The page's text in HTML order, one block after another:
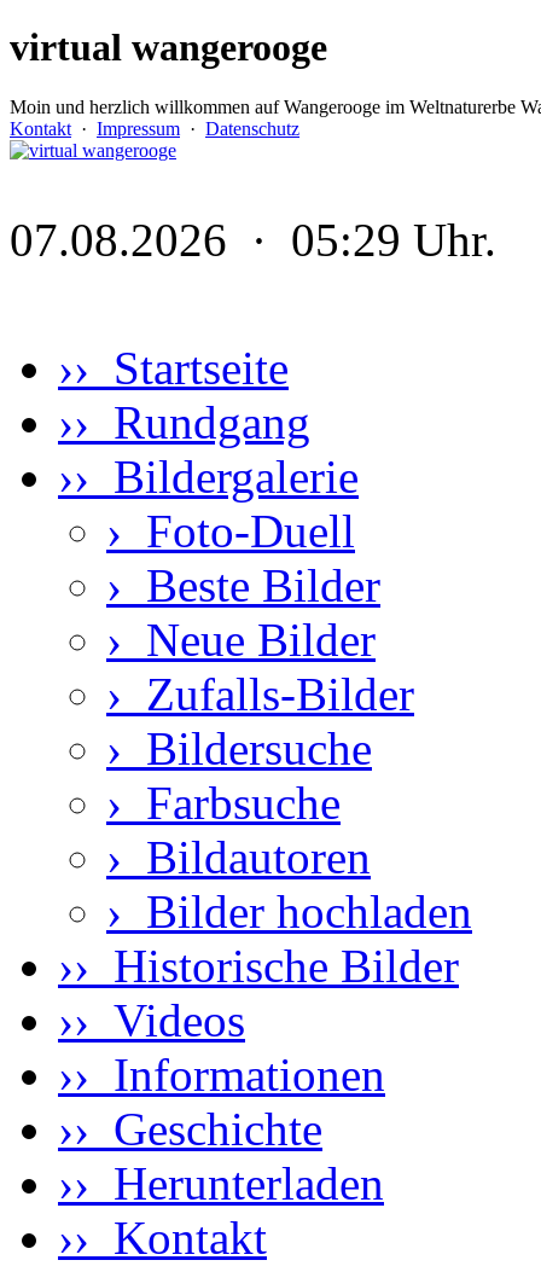
virtual wangerooge
Moin und herzlich willkommen auf Wangerooge im Weltnaturerbe
Kontakt · Impressum · Datenschutz
07.08.2026 · 05:29 Uhr.
›› Startseite
›› Rundgang
›› Bildergalerie
› Foto-Duell
› Beste Bilder
› Neue Bilder
› Zufalls-Bilder
› Bildersuche
› Farbsuche
› Bildautoren
› Bilder hochladen
›› Historische Bilder
›› Videos
›› Informationen
›› Geschichte
›› Herunterladen
›› Kontakt